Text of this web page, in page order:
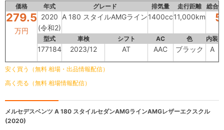
価格 年式 グレード 排気量 走行距離 総合
279.5
万円
2020
(令和2)
A 180 スタイルAMGライン1400cc11,000km 5
型式 車検 シフト AC 色 内装
177184 2023/12 AT AAC ブラック A
安く買う（無料 相場・出品情報配信）
高く売る（無料 相場情報配信）
メルセデスベンツ A 180 スタイルセダンAMGラインAMGレザーエクスクル
(2020)